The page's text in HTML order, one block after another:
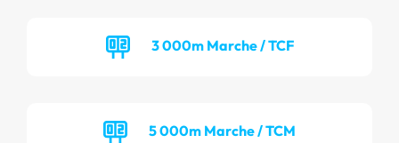
3 000m Marche / TCF
5 000m Marche / TCM